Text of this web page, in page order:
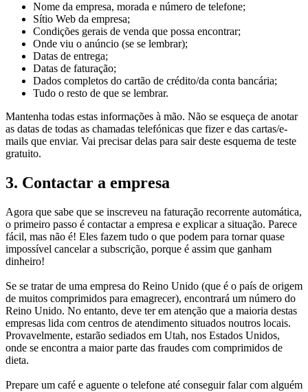
Nome da empresa, morada e número de telefone;
Sítio Web da empresa;
Condições gerais de venda que possa encontrar;
Onde viu o anúncio (se se lembrar);
Datas de entrega;
Datas de faturação;
Dados completos do cartão de crédito/da conta bancária;
Tudo o resto de que se lembrar.
Mantenha todas estas informações à mão. Não se esqueça de anotar
as datas de todas as chamadas telefónicas que fizer e das cartas/e-
mails que enviar. Vai precisar delas para sair deste esquema de teste
gratuito.
3. Contactar a empresa
Agora que sabe que se inscreveu na faturação recorrente automática,
o primeiro passo é contactar a empresa e explicar a situação. Parece
fácil, mas não é! Eles fazem tudo o que podem para tornar quase
impossível cancelar a subscrição, porque é assim que ganham
dinheiro!
Se se tratar de uma empresa do Reino Unido (que é o país de origem
de muitos comprimidos para emagrecer), encontrará um número do
Reino Unido. No entanto, deve ter em atenção que a maioria destas
empresas lida com centros de atendimento situados noutros locais.
Provavelmente, estarão sediados em Utah, nos Estados Unidos,
onde se encontra a maior parte das fraudes com comprimidos de
dieta.
Prepare um café e aguente o telefone até conseguir falar com alguém